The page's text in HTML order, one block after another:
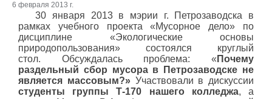
6 февраля 2013 г.
30 января 2013 в мэрии г. Петрозаводска в
рамках учебного проекта «Мусорное дело» по
дисциплине «Экологические основы
природопользования» состоялся круглый
стол. Обсуждалась проблема: « Почему
раздельный сбор мусора в Петрозаводске не
является массовым?» Участвовали в дискуссии
студенты группы Т-170 нашего колледжа, а